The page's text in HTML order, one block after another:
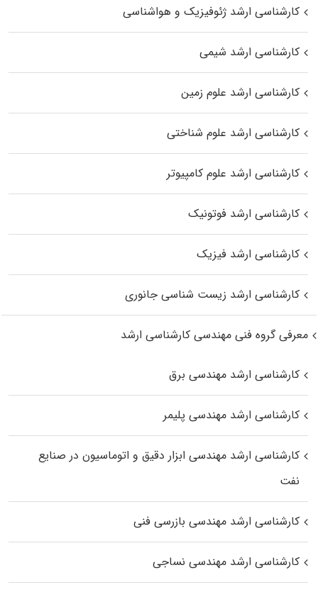
کارشناسی ارشد ژئوفیزیک و هواشناسی
کارشناسی ارشد شیمی
کارشناسی ارشد علوم زمین
کارشناسی ارشد علوم شناختی
کارشناسی ارشد علوم کامپیوتر
کارشناسی ارشد فوتونیک
کارشناسی ارشد فیزیک
کارشناسی ارشد زیست‌ شناسی جانوری
معرفی گروه فنی مهندسی کارشناسی ارشد
کارشناسی ارشد مهندسی برق
کارشناسی ارشد مهندسی پلیمر
کارشناسی ارشد مهندسی ابزار دقیق و اتوماسیون در صنایع
نفت
کارشناسی ارشد مهندسی بازرسی فنی
کارشناسی ارشد مهندسی نساجی